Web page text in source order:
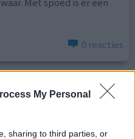
My Personal
sharing to third parties, or
0 reacties